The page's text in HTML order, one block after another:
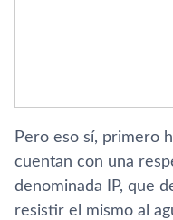
Pero eso sí, primero
cuentan con una
denominada IP, que
resistir el mismo al